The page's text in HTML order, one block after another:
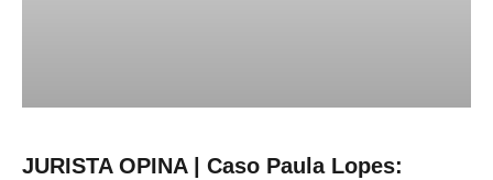
JURISTA OPINA | Caso Paula Lopes: